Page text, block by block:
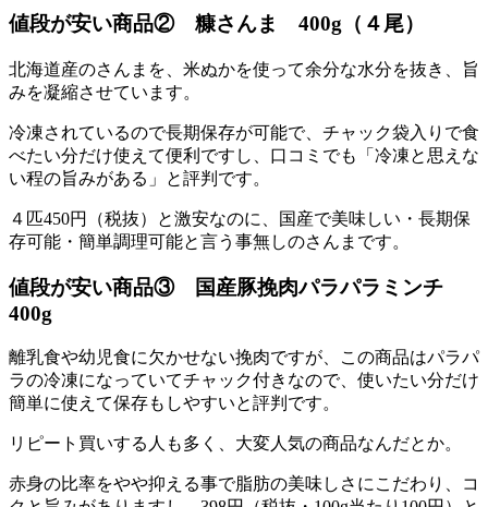
値段が安い商品② 糠さんま 400g（４尾）
北海道産のさんまを、米ぬかを使って余分な水分を抜き、旨
みを凝縮させています。
冷凍されているので長期保存が可能で、チャック袋入りで食
べたい分だけ使えて便利ですし、口コミでも「冷凍と思えな
い程の旨みがある」と評判です。
４匹450円（税抜）と激安なのに、国産で美味しい・長期保
存可能・簡単調理可能と言う事無しのさんまです。
値段が安い商品③ 国産豚挽肉パラパラミンチ
400g
離乳食や幼児食に欠かせない挽肉ですが、この商品はパラパ
ラの冷凍になっていてチャック付きなので、使いたい分だけ
簡単に使えて保存もしやすいと評判です。
リピート買いする人も多く、大変人気の商品なんだとか。
赤身の比率をやや抑える事で脂肪の美味しさにこだわり、コ